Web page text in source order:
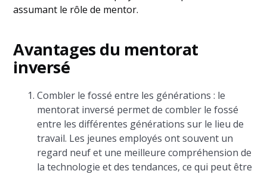
assumant le rôle de mentor.
Avantages du mentorat
inversé
Combler le fossé entre les générations : le
mentorat inversé permet de combler le fossé
entre les différentes générations sur le lieu de
travail. Les jeunes employés ont souvent un
regard neuf et une meilleure compréhension de
la technologie et des tendances, ce qui peut être